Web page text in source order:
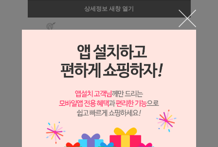
상세정보 새창 열기